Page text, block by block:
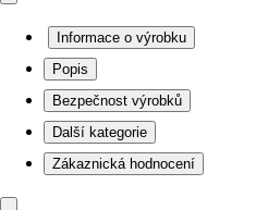
Informace o výrobku
Popis
Bezpečnost výrobků
Další kategorie
Zákaznická hodnocení